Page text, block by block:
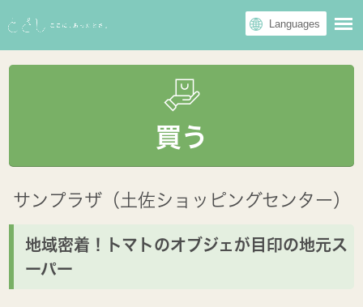
買う
サンプラザ（土佐ショッピングセンター）
地域密着！トマトのオブジェが目印の地元ス
ーパー